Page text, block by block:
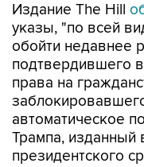
Издание The Hill
указы, "по всей
обойти недавнее
подтвердившего
права на
автоматическое
Трампа, изданный
президентского